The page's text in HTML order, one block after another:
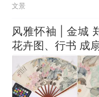
文景
风雅怀袖 | 金城
花卉图、行书 成扇